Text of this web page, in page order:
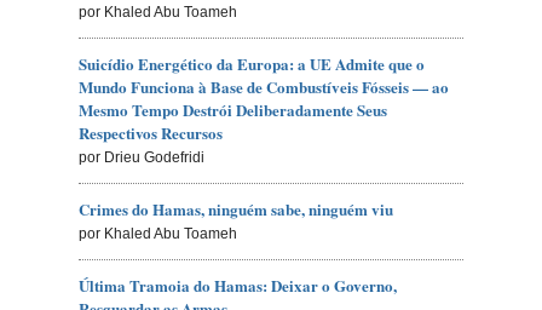
por Khaled Abu Toameh
Suicídio Energético da Europa: a UE Admite que o
Mundo Funciona à Base de Combustíveis Fósseis — ao
Mesmo Tempo Destrói Deliberadamente Seus
Respectivos Recursos
por Drieu Godefridi
Crimes do Hamas, ninguém sabe, ninguém viu
por Khaled Abu Toameh
Última Tramoia do Hamas: Deixar o Governo,